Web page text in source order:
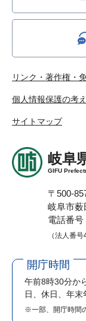
リンク・著作権・
個人情報保護の考
サイトマップ
岐阜
GIFU
〒500-
岐阜市薮
電話番
（法人番
開庁時間
午前8時30分か
日、休日、年末
※一部、開庁時間